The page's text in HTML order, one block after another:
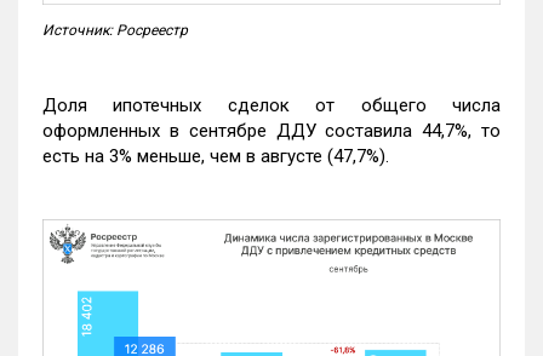
Источник: Росреестр
Доля ипотечных сделок от общего числа
оформленных в сентябре ДДУ составила 44,7%, то
есть на 3% меньше, чем в августе (47,7%).